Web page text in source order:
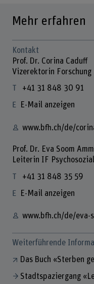
Mehr erfahren
Kontakt
Prof. Dr. Corina Caduff
Vizerektorin Forschung
+41 31 848 30 91
E-Mail anzeigen
www.bfh.ch/de/
Prof. Dr. Eva Soom
Leiterin IF
+41 31 848 35 59
E-Mail anzeigen
www.bfh.ch/de/eva-
Weiterführende
Das Buch «Sterben
Stadtspaziergang